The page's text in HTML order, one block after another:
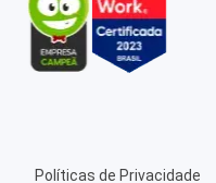
Políticas de Privacidade